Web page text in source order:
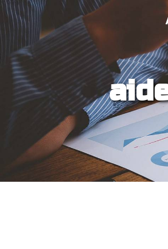
Panneau de gestion des cookies